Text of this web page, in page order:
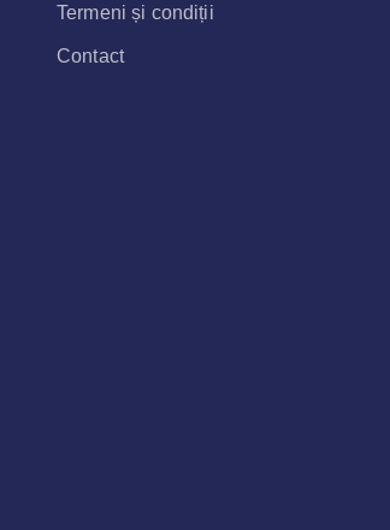
Termeni și condiții
Contact